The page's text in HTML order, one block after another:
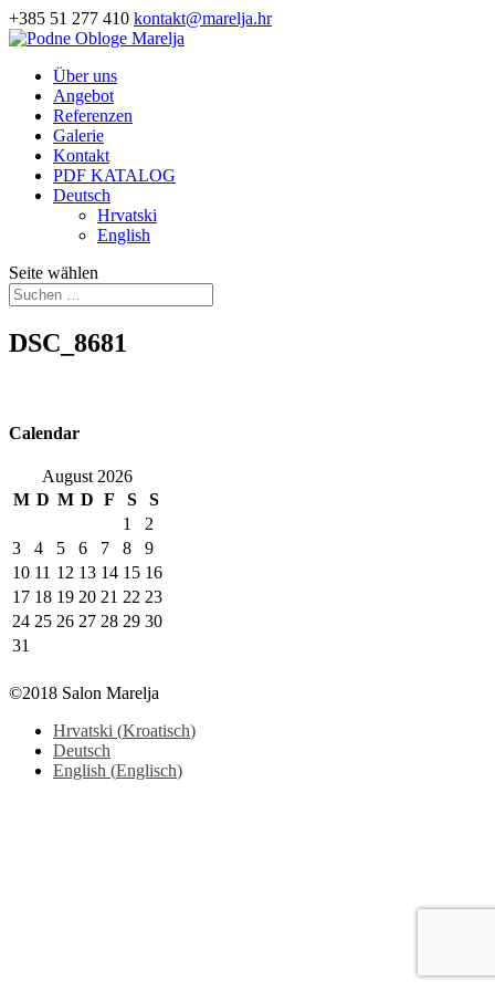
+385 51 277 410 kontakt@marelja.hr
Über uns
Angebot
Referenzen
Galerie
Kontakt
PDF KATALOG
Deutsch
Hrvatski
English
Seite wählen
DSC_8681
Calendar
August 2026
M D M D F S
S
1
2
3
4 5 6 7 8
9
10 11 12 13 14 15 16
17 18 19 20 21 22 23
24 25 26 27 28 29 30
31
©2018 Salon Marelja
Hrvatski (Kroatisch)
Deutsch
English (Englisch)